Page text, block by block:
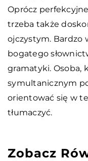
Oprócz
trzeba także
ojczystym. Bardzo
bogatego
gramatyki. Osoba,
symultanicznym
orientować się w
tłumaczyć.
Zobacz